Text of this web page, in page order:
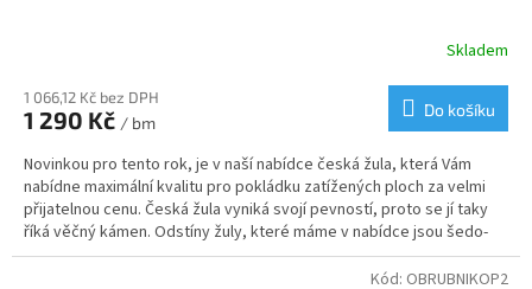
produktu
je
z
5
hvězdiček.
Skladem
1 066,12 Kč bez DPH
1 290 Kč / bm
Do košíku
Novinkou pro tento rok, je v naší nabídce česká žula, která Vám
nabídne maximální kvalitu pro pokládku zatížených ploch za velmi
přijatelnou cenu. Česká žula vyniká svojí pevností, proto se jí taky
říká věčný kámen. Odstíny žuly, které máme v nabídce jsou šedo-
žlutá, kde ta žlutá je formou melíru, díky kterému Vám vznikne
krásná mozaika. Svoje využití najdou krajníky od nás na příjezdových
Kód: OBRUBNIKOP2